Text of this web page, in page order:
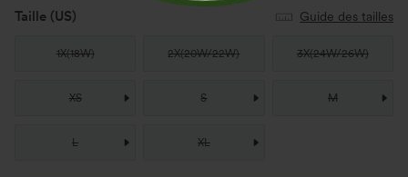
Taille (US) Guide des tailles
1X(18W) 2X(20W/22W) 3X(24W/26W)
XS S M
L XL